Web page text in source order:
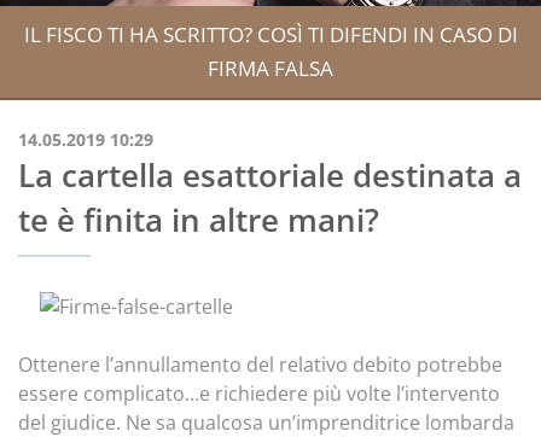
IL FISCO TI HA SCRITTO? COSÌ TI DIFENDI IN CASO DI
FIRMA FALSA
14.05.2019 10:29
La cartella esattoriale destinata a
te è finita in altre mani?
Ottenere l’annullamento del relativo debito potrebbe
essere complicato…e richiedere più volte l’intervento
del giudice. Ne sa qualcosa un’imprenditrice lombarda